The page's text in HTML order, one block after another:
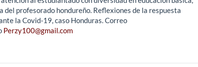
del profesorado hondureño. Reflexiones de la respuesta
la Covid-19, caso Honduras. Correo
Perzy100@gmail.com